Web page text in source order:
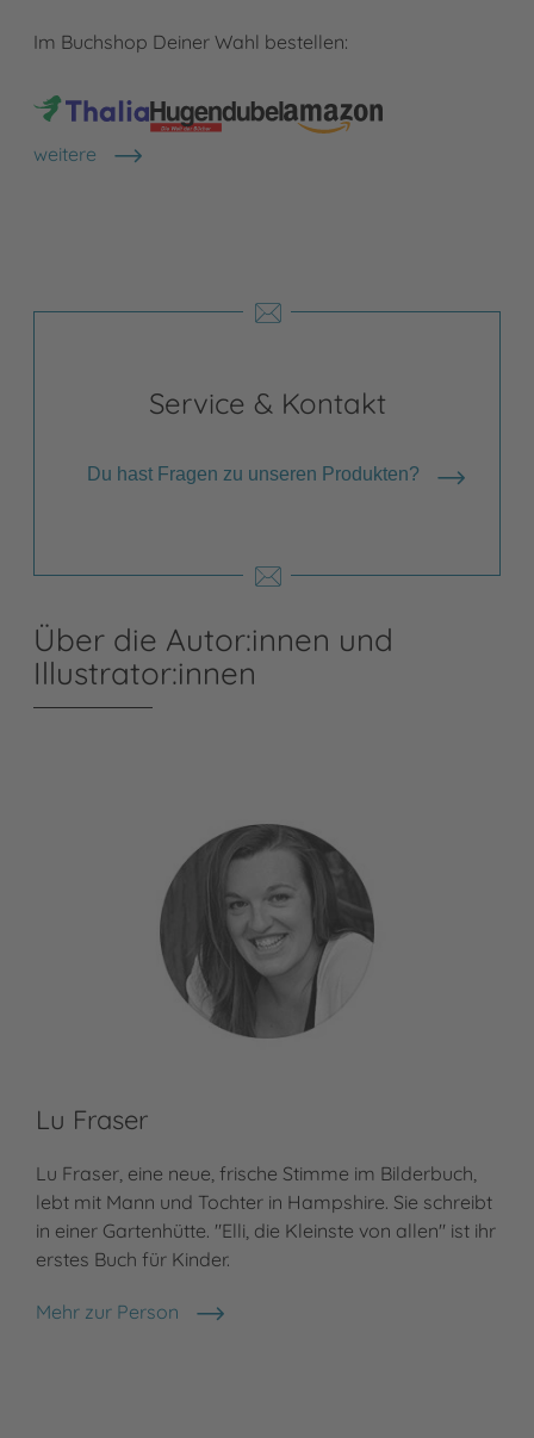
Im Buchshop Deiner Wahl bestellen:
weitere
Shops anzeigen
Service & Kontakt
Du hast Fragen zu unseren Produkten?
Über die Autor:innen und
Illustrator:innen
Lu Fraser
Lu Fraser, eine neue, frische Stimme im Bilderbuch,
lebt mit Mann und Tochter in Hampshire. Sie schreibt
in einer Gartenhütte. "Elli, die Kleinste von allen" ist ihr
erstes Buch für Kinder.
Mehr zur Person
Lu Fraser